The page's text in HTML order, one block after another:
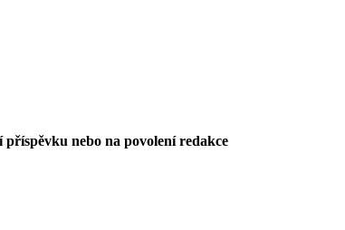
nebo na povolení redakce